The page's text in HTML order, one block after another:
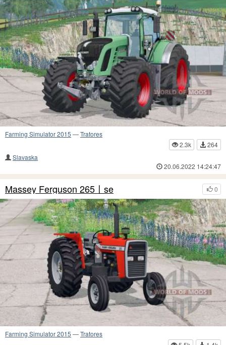
Farming Simulator 2015 —Tratores
2.3k
264
Slavaska
20.06.2022 14:24:47
0
Massey Ferguson 265〡se
Farming Simulator 2015 —Tratores